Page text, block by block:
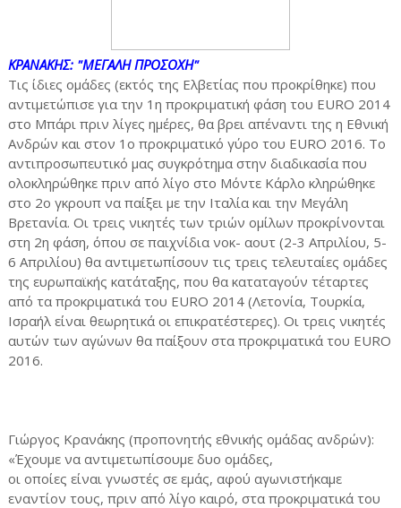
ΚΡΑΝΑΚΗΣ: "ΜΕΓΑΛΗ ΠΡΟΣΟΧΗ"
Τις ίδιες ομάδες (εκτός της Ελβετίας που προκρίθηκε) που
αντιμετώπισε για την 1η προκριματική φάση του EURO 2014
στο Μπάρι πριν λίγες ημέρες, θα βρει απέναντι της η Εθνική
Ανδρών και στον 1ο προκριματικό γύρο του EURO 2016. Το
αντιπροσωπευτικό μας συγκρότημα στην διαδικασία που
ολοκληρώθηκε πριν από λίγο στο Μόντε Κάρλο κληρώθηκε
στο 2ο γκρουπ να παίξει με την Ιταλία και την Μεγάλη
Βρετανία. Οι τρεις νικητές των τριών ομίλων προκρίνονται
στη 2η φάση, όπου σε παιχνίδια νοκ- αουτ (2-3 Απριλίου, 5-
6 Απριλίου) θα αντιμετωπίσουν τις τρεις τελευταίες ομάδες
της ευρωπαϊκής κατάταξης, που θα καταταγούν τέταρτες
από τα προκριματικά του EURO 2014 (Λετονία, Τουρκία,
Ισραήλ είναι θεωρητικά οι επικρατέστερες). Οι τρεις νικητές
αυτών των αγώνων θα παίξουν στα προκριματικά του EURO
2016.
Γιώργος Κρανάκης (προπονητής εθνικής ομάδας ανδρών):
«Έχουμε να αντιμετωπίσουμε δυο ομάδες,
οι οποίες είναι γνωστές σε εμάς, αφού αγωνιστήκαμε
εναντίον τους, πριν από λίγο καιρό, στα προκριματικά του